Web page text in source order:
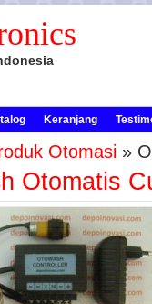
Keranjang
Otomasi »
Otomatis